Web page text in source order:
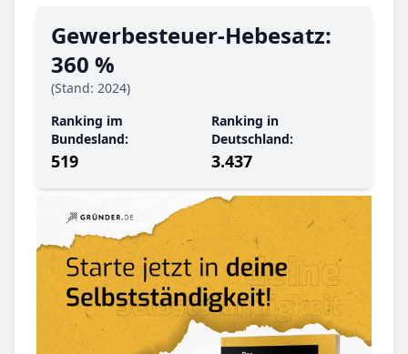
Gewerbe­steuer-Hebe­satz:
360 %
(Stand: 2024)
Ranking im
Bundesland:
519
Ranking in
Deutschland:
3.437